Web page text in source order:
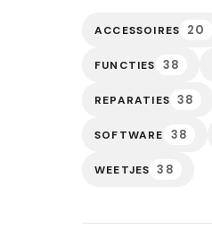
ACCESSOIRES 20
FUNCTIES 38
REPARATIES 38
SOFTWARE 38
WEETJES 38